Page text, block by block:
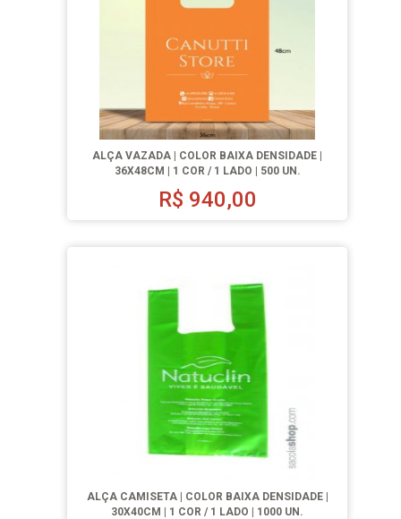
ALÇA VAZADA | COLOR BAIXA DENSIDADE |
36X48CM | 1 COR / 1 LADO | 500 UN.
R$ 940,00
ALÇA CAMISETA | COLOR BAIXA DENSIDADE |
30X40CM | 1 COR / 1 LADO | 1000 UN.